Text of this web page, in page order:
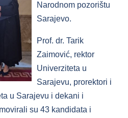
Narodnom pozorištu
Sarajevo.
Prof. dr. Tarik
Zaimović, rektor
Univerziteta u
Sarajevu, prorektori i
u Sarajevu i dekani i
su 43 kandidata i